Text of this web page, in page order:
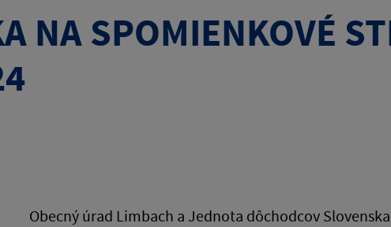
NA SPOMIENKOVÉ
Obecný úrad Limbach a Jednota dôchodcov Slovenska